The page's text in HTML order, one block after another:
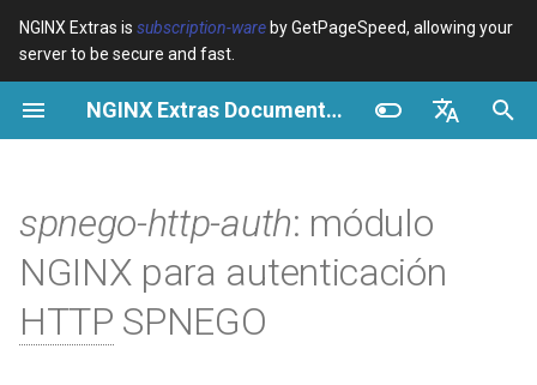
NGINX Extras is subscription-ware by GetPageSpeed, allowing your
server to be secure and fast.
NGINX Extras Documentation
Español
Português (Brasil)
I
n
Variables $bot_name
$bot_producer
Examples
Troubleshooting
Directives geoip2
geoip2_proxy
Examples
Troubleshooting
Requisitos previos
Referencia de configuración
Delegación de credenciales
acme
ada
auto-ssl
Cache
Rendimiento
Seguridad
RHEL/CentOS
NGINX-MOD - NGINX
mejorado con HTTP/3,
HPACK y verificaciones de
spnego-http-auth: módulo
NGINX para autenticación
HTTP SPNEGO